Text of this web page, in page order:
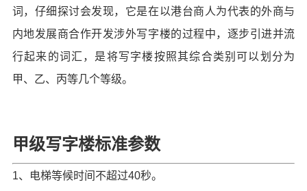
词，仔细探讨会发现，它是在以港台商人为代表的外商与
内地发展商合作开发涉外写字楼的过程中，逐步引进并流
行起来的词汇，是将写字楼按照其综合类别可以划分为
甲、乙、丙等几个等级。
甲级写字楼标准参数
1、电梯等候时间不超过40秒。